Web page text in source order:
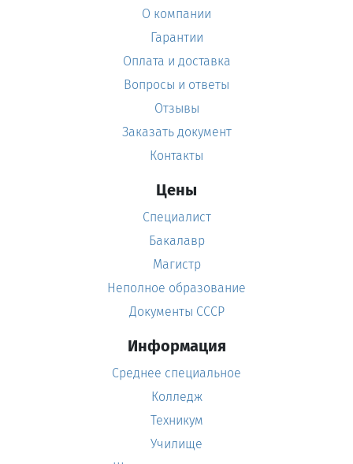
О компании
Гарантии
Оплата и доставка
Вопросы и ответы
Отзывы
Заказать документ
Контакты
Цены
Специалист
Бакалавр
Магистр
Неполное образование
Документы СССР
Информация
Среднее специальное
Колледж
Техникум
Училище